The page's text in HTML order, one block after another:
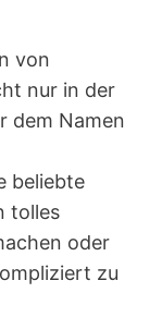
von
nur in der
dem Namen
beliebte
tolles
oder
zu